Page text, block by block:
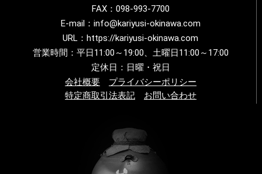
FAX：098-993-7700
E-mail：info@kariyusi-okinawa.com
URL：https://kariyusi-okinawa.com
営業時間：平日11:00～19:00、土曜日11:00～17:00
定休日：日曜・祝日
会社概要
プライバシーポリシー
特定商取引法表記
お問い合わせ